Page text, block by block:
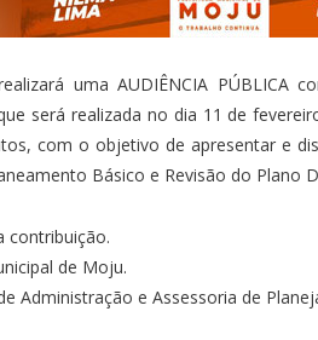
uma AUDIÊNCIA PÚBLICA
será realizada no dia 11 de
com o objetivo de apresentar e
Básico e Revisão do Plano
contribuição.
de Moju.
Administração e Assessoria de